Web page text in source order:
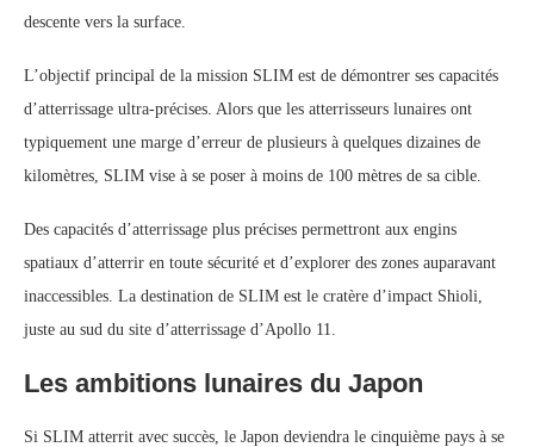
descente vers la surface.
L’objectif principal de la mission SLIM est de démontrer ses capacités
d’atterrissage ultra-précises. Alors que les atterrisseurs lunaires ont
typiquement une marge d’erreur de plusieurs à quelques dizaines de
kilomètres, SLIM vise à se poser à moins de 100 mètres de sa cible.
Des capacités d’atterrissage plus précises permettront aux engins
spatiaux d’atterrir en toute sécurité et d’explorer des zones auparavant
inaccessibles. La destination de SLIM est le cratère d’impact Shioli,
juste au sud du site d’atterrissage d’Apollo 11.
Les ambitions lunaires du Japon
Si SLIM atterrit avec succès, le Japon deviendra le cinquième pays à se